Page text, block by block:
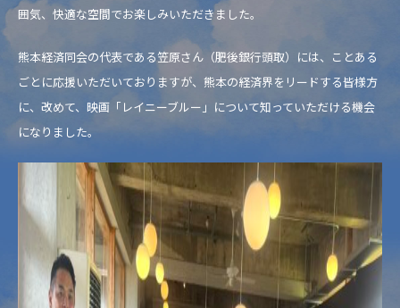
囲気、快適な空間でお楽しみいただきました。
熊本経済同会の代表である笠原さん（肥後銀行頭取）には、ことある
ごとに応援いただいておりますが、熊本の経済界をリードする皆様方
に、改めて、映画「レイニーブルー」について知っていただける機会
になりました。